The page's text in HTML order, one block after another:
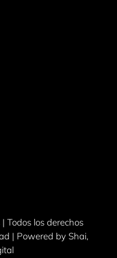
Todos los derechos
| Powered by Shai,